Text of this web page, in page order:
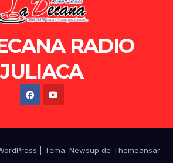
RADIO
JULIACA
Tema: Newsup de Themeansar